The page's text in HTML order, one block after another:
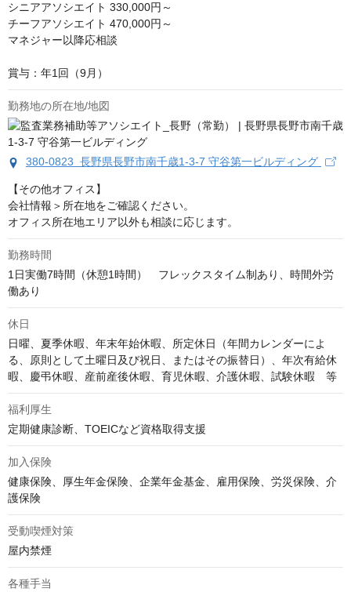
シニアアソシエイト 330,000円～
チーフアソシエイト 470,000円～
マネジャー以降応相談
賞与：年1回（9月）
勤務地の所在地/地図
380-0823 長野県長野市南千歳1-3-7 守谷第一ビルディング
【その他オフィス】
会社情報＞所在地をご確認ください。
オフィス所在地エリア以外も相談に応じます。
勤務時間
1日実働7時間（休憩1時間）　フレックスタイム制あり、時間外労
働あり
休日
日曜、夏季休暇、年末年始休暇、所定休日（年間カレンダーによ
る、原則として土曜日及び祝日、またはその振替日）、年次有給休
暇、慶弔休暇、産前産後休暇、育児休暇、介護休暇、試験休暇　等
福利厚生
定期健康診断、TOEICなど資格取得支援
加入保険
健康保険、厚生年金保険、企業年金基金、雇用保険、労災保険、介
護保険
受動喫煙対策
屋内禁煙
各種手当